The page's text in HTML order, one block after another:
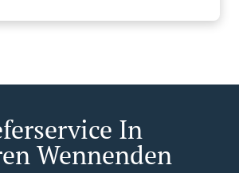
In
Wennenden